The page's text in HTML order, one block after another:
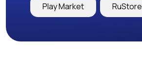
Play Market RuStore